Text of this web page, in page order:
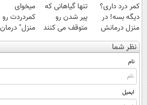
کمر درد داری؟
دیگه بسه! در
منزل درمانش
کن
(◀پرسش‌نامه)
تنها گیاهانی که
پیر شدن رو
متوقف می کنند
میخوای
کمردردت رو
منزل" درمان
کنی؟
نظر شما
نام
ایمیل